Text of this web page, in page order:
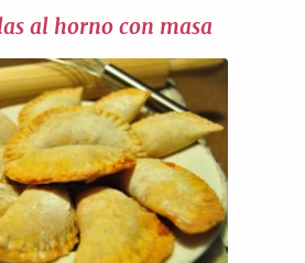
al horno con masa